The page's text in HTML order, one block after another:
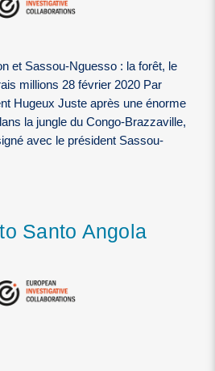
et Sassou-Nguesso : la forêt, le
millions 28 février 2020 Par
Hugeux Juste après une énorme
la jungle du Congo-Brazzaville,
avec le président Sassou-
Santo Angola